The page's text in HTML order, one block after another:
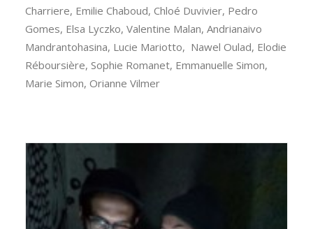
Charriere, Emilie Chaboud, Chloé Duvivier, Pedro
Gomes, Elsa Lyczko, Valentine Malan, Andrianaivo
Mandrantohasina, Lucie Mariotto, Nawel Oulad, Elodie
Réboursière, Sophie Romanet, Emmanuelle Simon,
Marie Simon, Orianne Vilmer